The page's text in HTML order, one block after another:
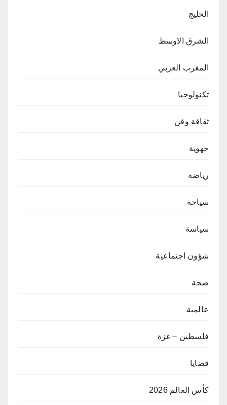
الخليج
الشرق الاوسط
المغرب العربي
تكنولوجيا
ثقافة وفن
جهوية
رياضة
سياحة
سياسة
شؤون اجتماعية
صحة
عالمية
فلسطين – غزة
قضايا
كأس العالم 2026